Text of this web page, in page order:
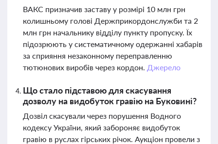
ВАКС призначив заставу у розмірі 10 млн грн
колишньому голові Держприкордонслужби та 2
млн грн начальнику відділу пункту пропуску. Їх
підозрюють у систематичному одержанні хабарів
за сприяння незаконному переправленню
тютюнових виробів через кордон. Джерело
Що стало підставою для скасування
дозволу на видобуток гравію на Буковині?
Дозвіл скасували через порушення Водного
кодексу України, який забороняє видобуток
гравію в руслах гірських річок. Аукціон провели з